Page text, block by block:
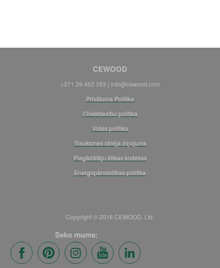
CEWOOD
+371 29 462 393 | info@cewood.com
Privātuma Politika
Cilvēktiesību politika
Vides politika
Trauksmes cēlēja ziņojums
Piegādātāju ētikas kodekss
Energopārvaldības politika
Copyright © 2018 CEWOOD, Ltd.
Seko mums: